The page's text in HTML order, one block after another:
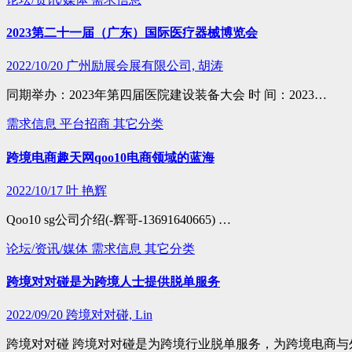
2023第二十一届（广东）国际医疗器械博览会
2022/10/20 广州励展会展有限公司, 胡涛
同期举办：2023年第四届医院建设装备大会 时 间：2023…
需求信息 平台招商 其它分类
跨境电商趣天网qoo10电商领域的蓝海
2022/10/17 叶 艳辉
Qoo10 sg公司介绍(-辉哥-13691640665) …
论坛/资讯/媒体 需求信息 其它分类
跨境对对碰是为跨境人士提供脱单服务
2022/09/20 跨境对对碰, Lin
跨境对对碰 跨境对对碰是为跨境行业脱单服务，为跨境电商